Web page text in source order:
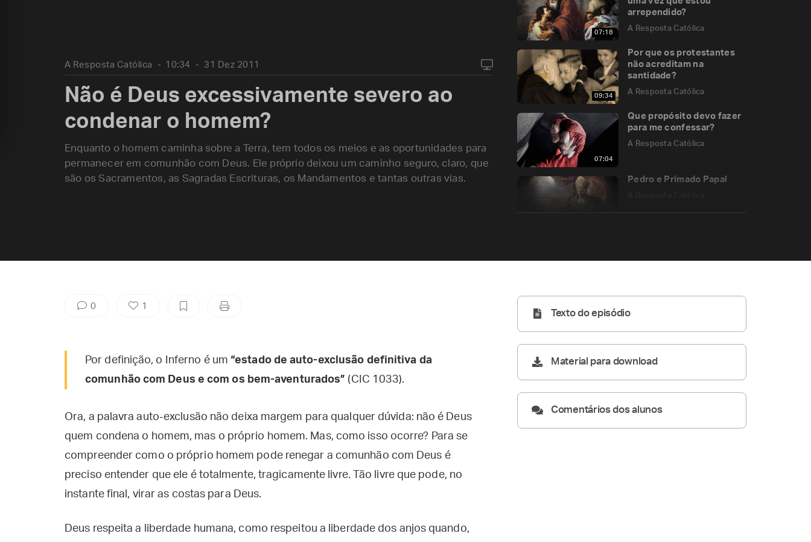
07:18
arrependido?
A Resposta Católica
09:34
Por que os protestantes
não acreditam na
santidade?
A Resposta Católica
07:04
Que propósito devo fazer
para me confessar?
A Resposta Católica
Pedro e Primado Papal
A Resposta Católica 10:34 31 Dez 2011
Não é Deus excessivamente severo ao
condenar o homem?
Enquanto o homem caminha sobre a Terra, tem todos os meios e as oportunidades para
permanecer em comunhão com Deus. Ele próprio deixou um caminho seguro, claro, que
são os Sacramentos, as Sagradas Escrituras, os Mandamentos e tantas outras vias.
0 1
Por definição, o Inferno é um “estado de auto-exclusão definitiva da
comunhão com Deus e com os bem-aventurados” (CIC 1033).
Ora, a palavra auto-exclusão não deixa margem para qualquer dúvida: não é Deus
quem condena o homem, mas o próprio homem. Mas, como isso ocorre? Para se
compreender como o próprio homem pode renegar a comunhão com Deus é
preciso entender que ele é totalmente, tragicamente livre. Tão livre que pode, no
instante final, virar as costas para Deus.
Deus respeita a liberdade humana, como respeitou a liberdade dos anjos quando,
Texto do episódio
Material para download
Comentários dos alunos